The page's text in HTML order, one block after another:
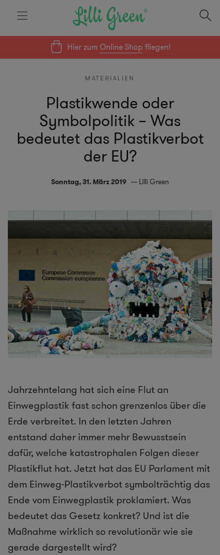
Hier zumOnline Shop fliegen!
MATERIALIEN
Plastikwende oder
Symbolpolitik – Was
bedeutet das Plastikverbot
der EU?
Sonntag, 31. März 2019 Lilli Green
Jahrzehntelang hat sich eine Flut an
Einwegplastik fast schon grenzenlos über die
Erde verbreitet. In den letzten Jahren
entstand daher immer mehr Bewusstsein
dafür, welche katastrophalen Folgen dieser
Plastikflut hat. Jetzt hat das EU Parlament mit
dem Einweg-Plastikverbot symbolträchtig das
Ende vom Einwegplastik proklamiert. Was
bedeutet das Gesetz konkret? Und ist die
Maßnahme wirklich so revolutionär wie sie
gerade dargestellt wird?